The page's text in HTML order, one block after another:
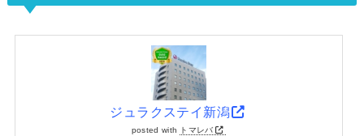
ジュラクステイ新潟
posted with トマレバ